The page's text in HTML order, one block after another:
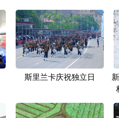
斯里兰卡庆祝独立日